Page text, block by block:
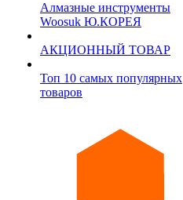
Алмазные инструменты
Woosuk Ю.КОРЕЯ
АКЦИОННЫЙ ТОВАР
Топ 10 самых популярных
товаров